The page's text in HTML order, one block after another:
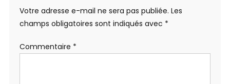
Votre adresse e-mail ne sera pas publiée. Les
champs obligatoires sont indiqués avec *
Commentaire *